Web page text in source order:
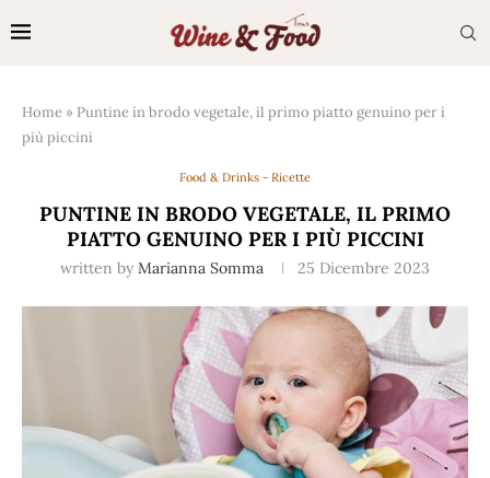
Home » Puntine in brodo vegetale, il primo piatto genuino per i
più piccini
Food & Drinks - Ricette
PUNTINE IN BRODO VEGETALE, IL PRIMO
PIATTO GENUINO PER I PIÙ PICCINI
written by Marianna Somma 25 Dicembre 2023